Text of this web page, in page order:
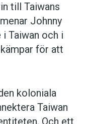
till Taiwans
Johnny
i Taiwan och i
för att
koloniala
Taiwan